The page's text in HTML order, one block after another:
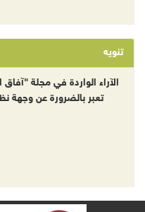
تنويه
الآراء الواردة في مجلة "آفاق
تعبر بالضرورة عن وجهة